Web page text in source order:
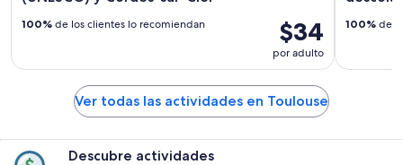
$34
por adulto
100% de los clientes lo recomiendan 100% de
Ver todas las actividades en Toulouse
Descubre actividades